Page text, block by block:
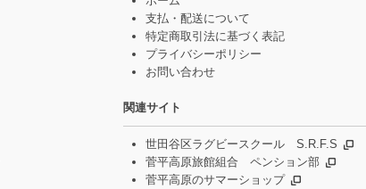
支払・配送について
特定商取引法に基づく表記
プライバシーポリシー
お問い合わせ
関連サイト
世田谷区ラグビースクール S.R.F.S
菅平高原旅館組合 ペンション部
菅平高原のサマーショップ